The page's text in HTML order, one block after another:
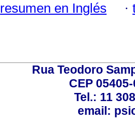
resumen en Inglés ·
Rua Teodoro
CEP
Tel.: 11
email: